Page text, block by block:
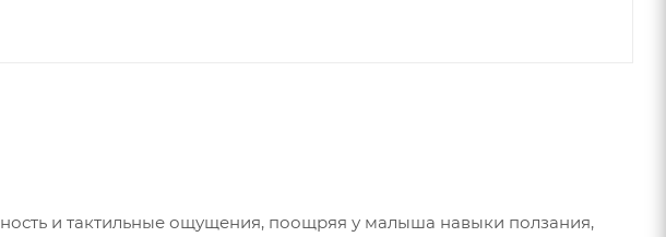
и тактильные ощущения, поощряя у малыша навыки ползания,